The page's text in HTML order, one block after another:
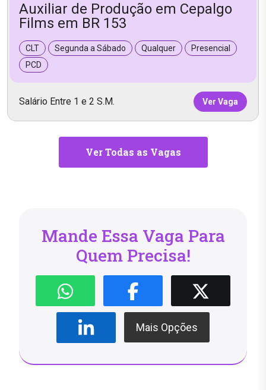
Auxiliar de Produção em Cepalgo
Films em BR 153
CLT Segunda a Sábado Qualquer
Presencial
PCD
Salário Entre 1 e 2 S.M. Ver Vaga
Ver Todas as Vagas
Mande Essa Vaga Para
Quem Precisa!
Mais Opções